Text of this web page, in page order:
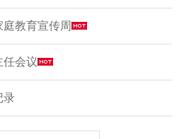
教育宣传周
任会议
录